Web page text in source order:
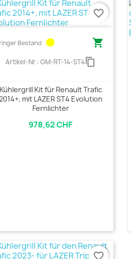
Bestand circle 
Artikel-Nr.:GM-RT-14-ST4content_copy
Kühlergrill Kit für Renault Trafic
mit LAZER ST4 Evolution
Fernlichter
978,62 CHF
favorite_border
favorite_border